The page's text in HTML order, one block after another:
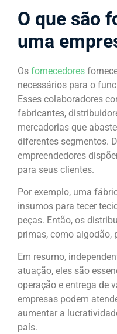
O que são
uma
Os fornecedores
necessários para o
Esses colaboradores
fabricantes,
mercadorias que
diferentes segmentos.
empreendedores
para seus clientes.
Por exemplo, uma
insumos para tecer
peças. Então, os
primas, como algodão,
Em resumo,
atuação, eles são
operação e entrega de
empresas podem
aumentar a
país.